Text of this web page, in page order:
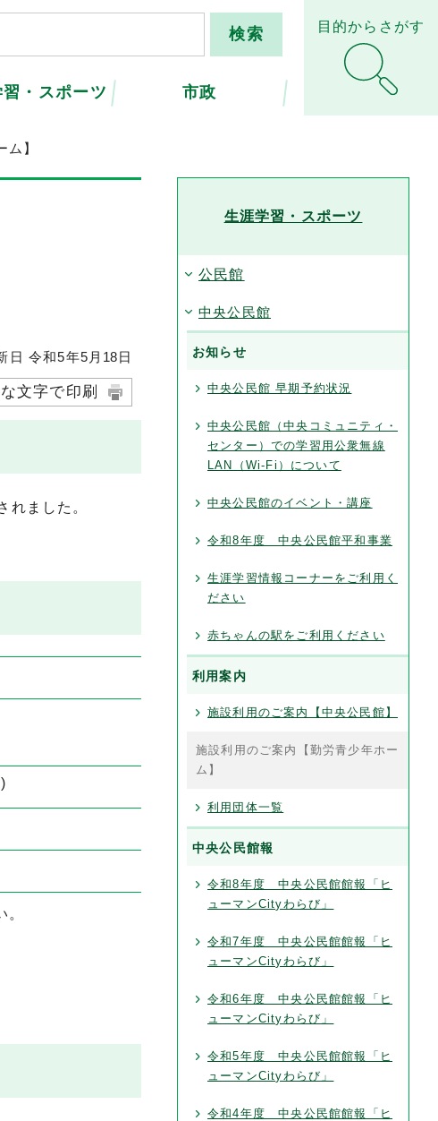
・スポーツ 市政
目的からさがす
】
令和5年5月 18日
文字で印刷
れました。
生涯学習・スポーツ
公民館
中央公民館
お知らせ
中央公民館 早期予約状況
中央公民館（中央コミュニティ・
センター）での学習用公衆無線
LAN（Wi-Fi）について
中央公民館のイベント・講座
令和8年度 中央公民館平和事業
生涯学習情報コーナーをご利用く
ださい
赤ちゃんの駅をご利用ください
利用案内
施設利用のご案内【中央公民館】
施設利用のご案内【勤労青少年ホー
ム】
利用団体一覧
中央公民館報
令和8年度 中央公民館館報「ヒ
ューマンCityわらび」
令和7年度 中央公民館館報「ヒ
ューマンCityわらび」
令和6年度 中央公民館館報「ヒ
ューマンCityわらび」
令和5年度 中央公民館館報「ヒ
ューマンCityわらび」
令和4年度 中央公民館館報「ヒ